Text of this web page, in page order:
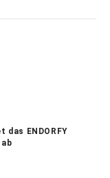
das ENDORFY